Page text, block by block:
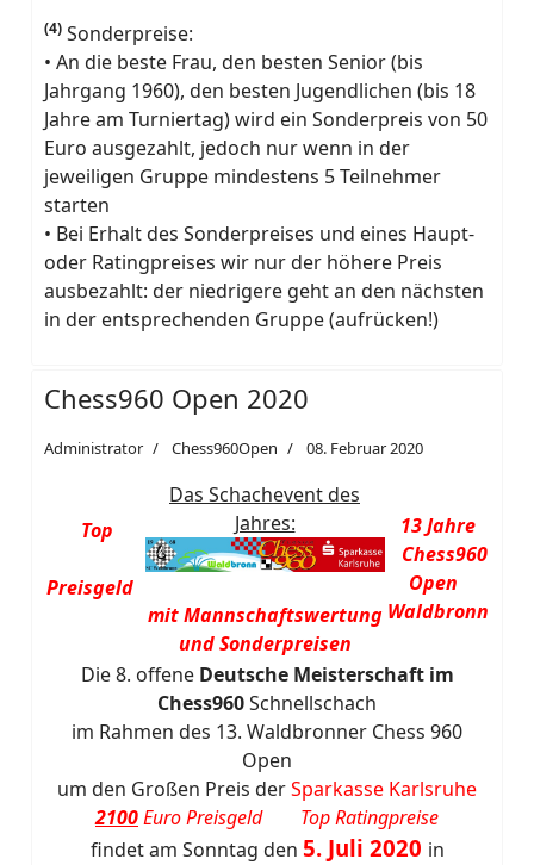
(4) Sonderpreise:
• An die beste Frau, den besten Senior (bis
Jahrgang 1960), den besten Jugendlichen (bis 18
Jahre am Turniertag) wird ein Sonderpreis von 50
Euro ausgezahlt, jedoch nur wenn in der
jeweiligen Gruppe mindestens 5 Teilnehmer
starten
• Bei Erhalt des Sonderpreises und eines Haupt-
oder Ratingpreises wir nur der höhere Preis
ausbezahlt: der niedrigere geht an den nächsten
in der entsprechenden Gruppe (aufrücken!)
Chess960 Open 2020
Administrator Chess960Open 08. Februar 2020
Top
Preisgeld
Das Schachevent des
Jahres:
mit Mannschaftswertung
und Sonderpreisen
13 Jahre
Chess960
Open
Waldbronn
Die 8. offene Deutsche Meisterschaft im
Chess960Schnellschach
im Rahmen des 13. Waldbronner Chess 960
Open
um den Großen Preis derSparkasse Karlsruhe
2100Euro Preisgeld Top Ratingpreise
findet am Sonntag den 5. Juli 2020 in